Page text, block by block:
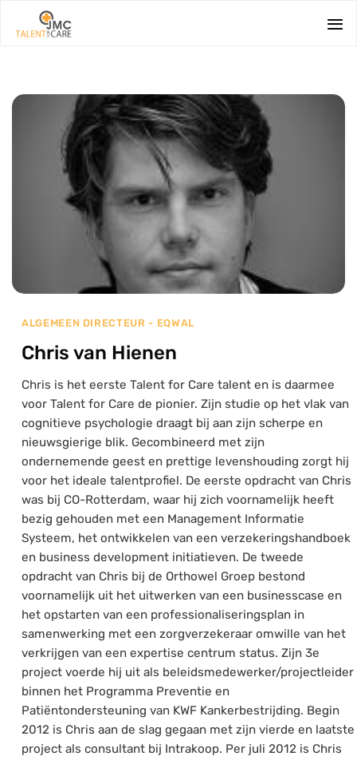
naar
ALGEMEEN DIRECTEUR - EQWAL
Chris van Hienen
Chris is het eerste Talent for Care talent en is daarmee
voor Talent for Care de pionier. Zijn studie op het vlak van
cognitieve psychologie draagt bij aan zijn scherpe en
nieuwsgierige blik. Gecombineerd met zijn
ondernemende geest en prettige levenshouding zorgt hij
voor het ideale talentprofiel. De eerste opdracht van Chris
was bij CO-Rotterdam, waar hij zich voornamelijk heeft
bezig gehouden met een Management Informatie
Systeem, het ontwikkelen van een verzekeringshandboek
en business development initiatieven. De tweede
opdracht van Chris bij de Orthowel Groep bestond
voornamelijk uit het uitwerken van een businesscase en
het opstarten van een professionaliseringsplan in
samenwerking met een zorgverzekeraar omwille van het
verkrijgen van een expertise centrum status. Zijn 3e
project voerde hij uit als beleidsmedewerker/projectleider
binnen het Programma Preventie en
Patiëntondersteuning van KWF Kankerbestrijding. Begin
2012 is Chris aan de slag gegaan met zijn vierde en laatste
project als consultant bij Intrakoop. Per juli 2012 is Chris